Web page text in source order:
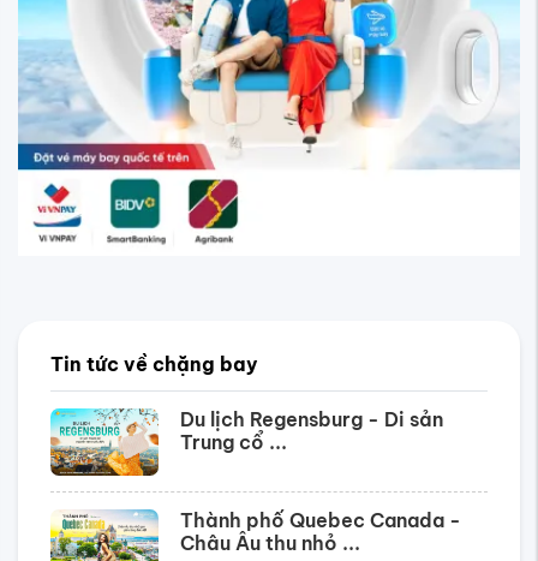
Tin tức về chặng bay
Du lịch Regensburg - Di sản
Trung cổ ...
Thành phố Quebec Canada -
Châu Âu thu nhỏ ...